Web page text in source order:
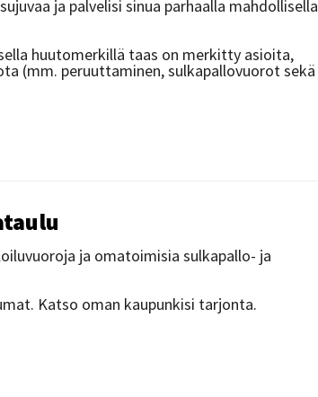
ja palvelisi sinua parhaalla mahdollisella
huutomerkillä taas on merkitty asioita,
(mm. peruuttaminen, sulkapallovuorot sekä
ja omatoimisia sulkapallo- ja
Katso oman kaupunkisi tarjonta.